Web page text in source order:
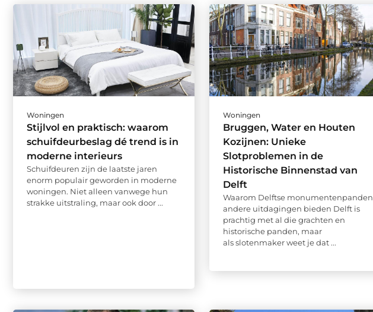
Woningen
Stijlvol en praktisch: waarom
schuifdeurbeslag dé trend is in
moderne interieurs
Schuifdeuren zijn de laatste jaren
enorm populair geworden in moderne
woningen. Niet alleen vanwege hun
strakke uitstraling, maar ook door ...
Woningen
Bruggen, Water en Houten
Kozijnen: Unieke
Slotproblemen in de
Historische Binnenstad van
Delft
Waarom Delftse monumentenpanden
andere uitdagingen bieden Delft is
prachtig met al die grachten en
historische panden, maar
als slotenmaker weet je dat ...